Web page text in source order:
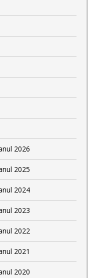
2026
2025
2024
2023
2022
2021
2020